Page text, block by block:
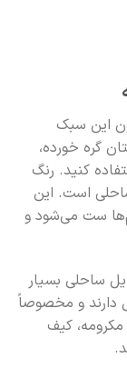
این سبک
گره خورده،
کنید. رنگ
است. این
ست می‌شود و
ساحلی بسیار
و مخصوصاً
کیف